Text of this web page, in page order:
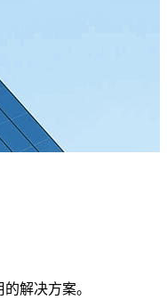
解决方案。